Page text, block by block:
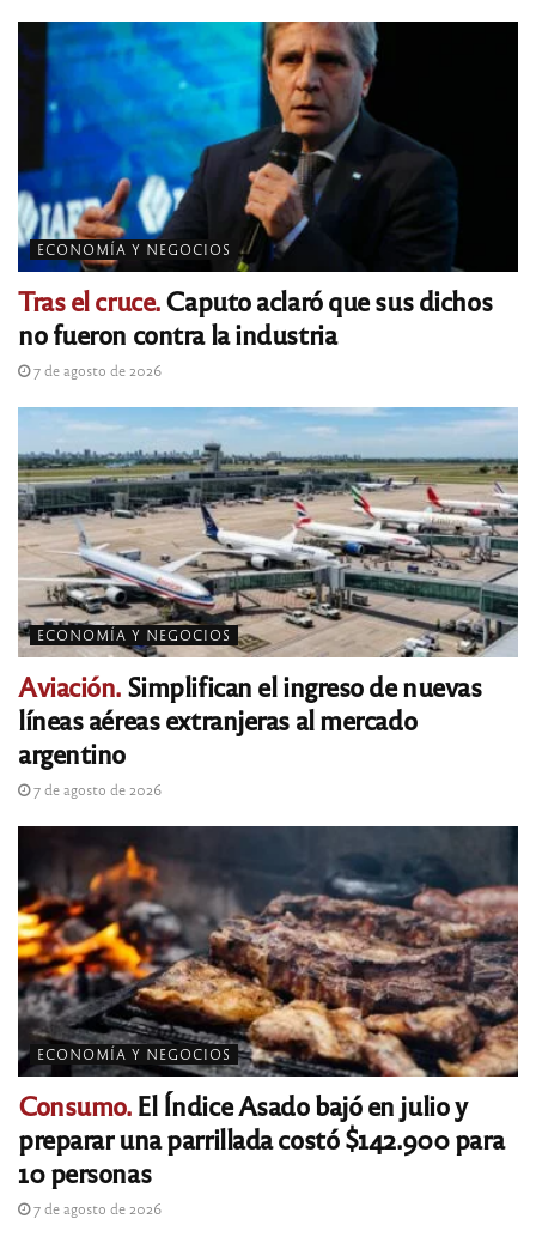
ECONOMÍA Y NEGOCIOS
Tras el cruce.Caputo aclaró que sus dichos
no fueron contra la industria
7 de agosto de 2026
ECONOMÍA Y NEGOCIOS
Aviación. Simplifican el ingreso de nuevas
líneas aéreas extranjeras al mercado
argentino
7 de agosto de 2026
ECONOMÍA Y NEGOCIOS
Consumo.El Índice Asado bajó en julio y
preparar una parrillada costó $142.900 para
10 personas
7 de agosto de 2026